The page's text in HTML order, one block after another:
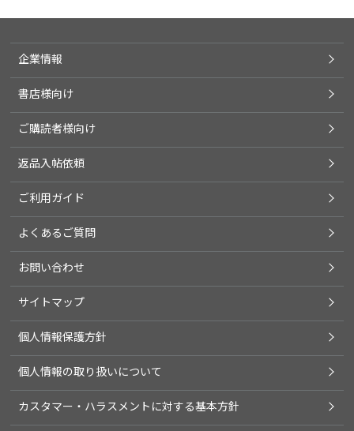
企業情報
書店様向け
ご購読者様向け
返品入帖依頼
ご利用ガイド
よくあるご質問
お問い合わせ
サイトマップ
個人情報保護方針
個人情報の取り扱いについて
カスタマー・ハラスメントに対する基本方針